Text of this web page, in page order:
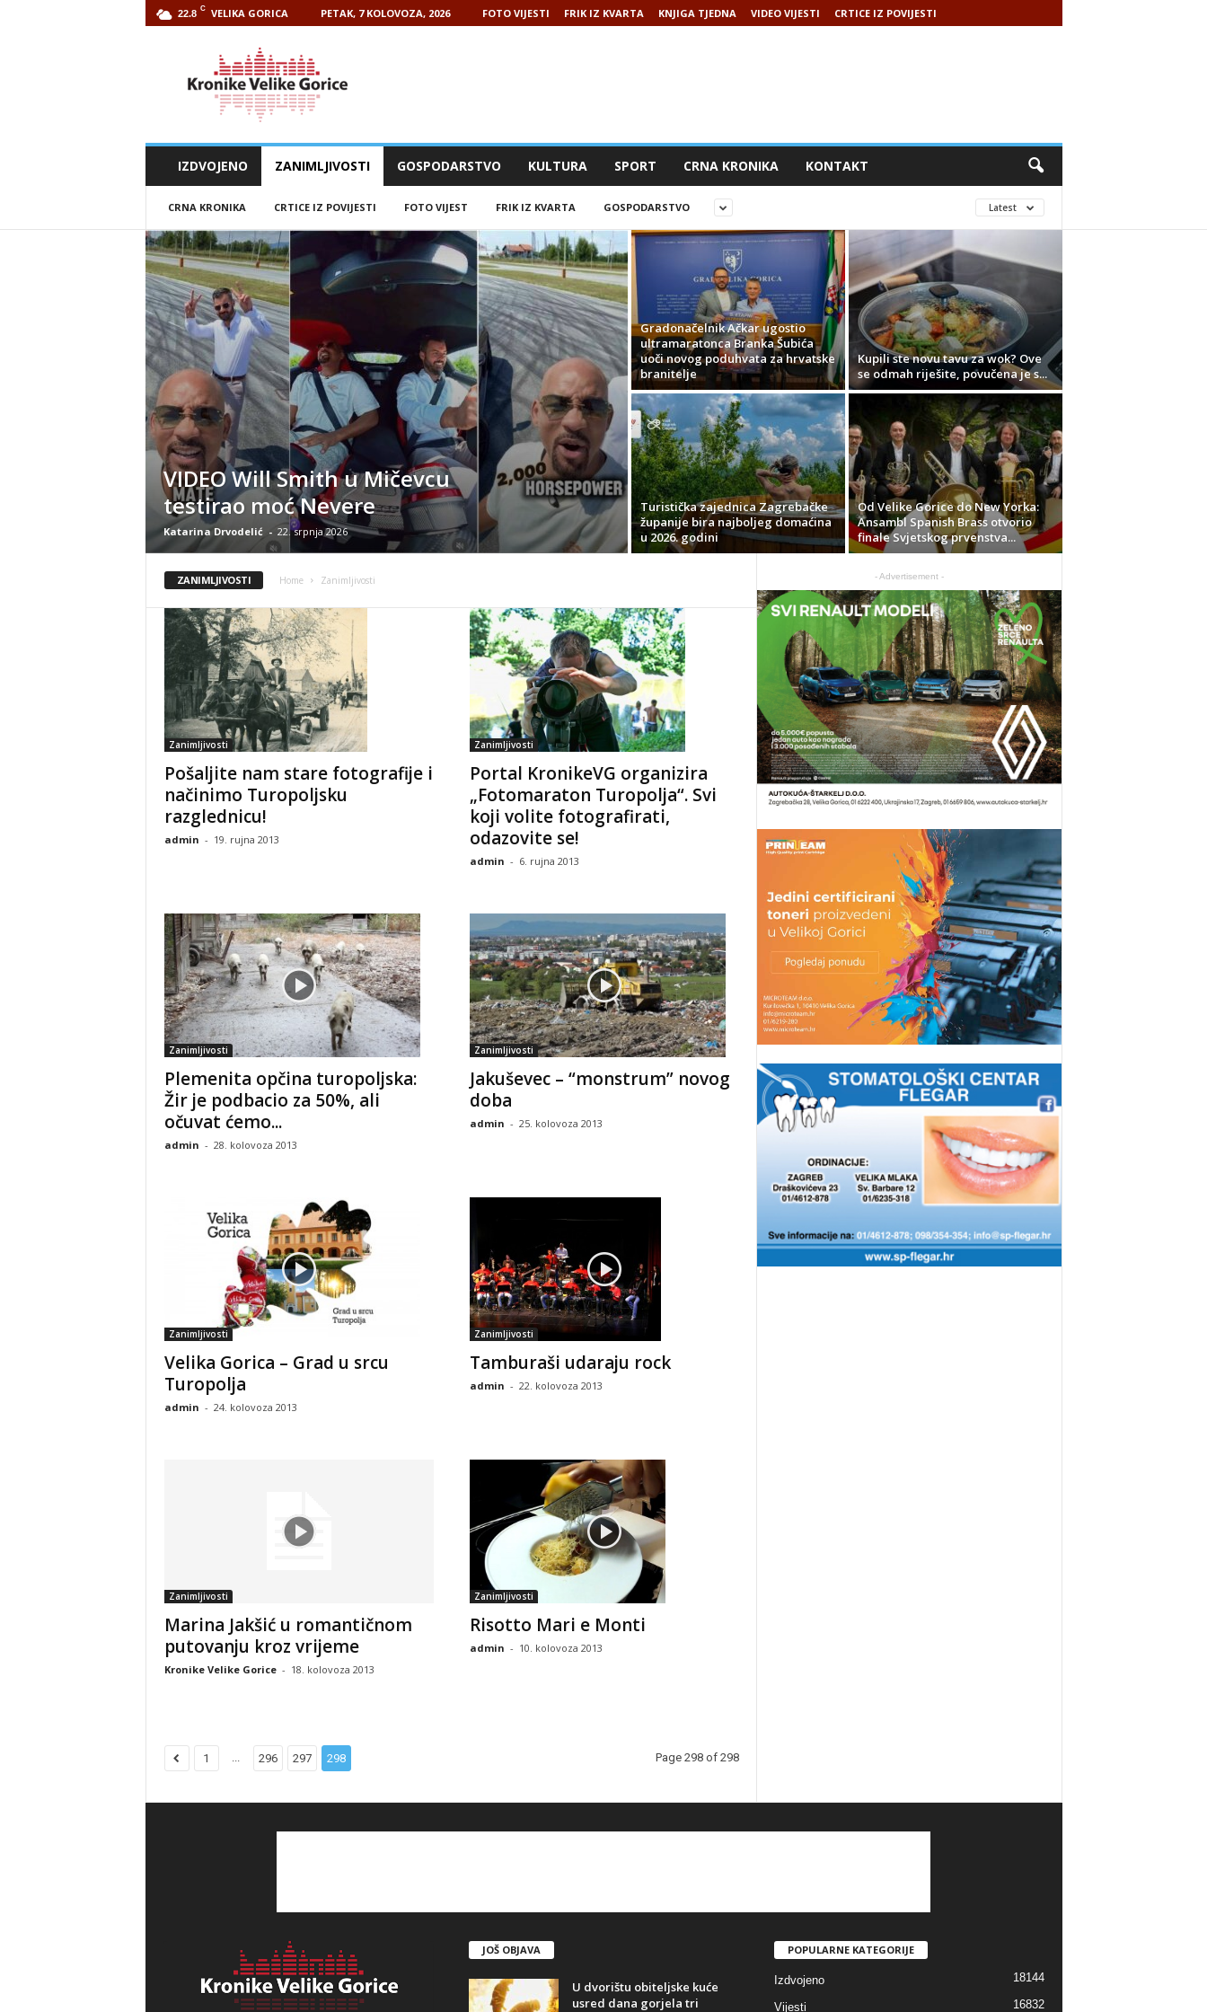
22.8 C VELIKA GORICA PETAK, 7 KOLOVOZA, 2026 FOTO VIJESTI FRIK IZ KVARTA KNJIGA TJEDNA VIDEO VIJESTI CRTICE IZ POVIJESTI
IZDVOJENO ZANIMLJIVOSTI GOSPODARSTVO KULTURA SPORT CRNA KRONIKA KONTAKT
CRNA KRONIKA CRTICE IZ POVIJESTI FOTO VIJEST FRIK IZ KVARTA GOSPODARSTVO Latest
VIDEO Will Smith u Mičevcu
testirao moć Nevere
Katarina Drvodelić - 22. srpnja 2026
Gradonačelnik Ačkar ugostio
ultramaratonca Branka Šubića
uoči novog poduhvata za hrvatske
branitelje
Kupili ste novu tavu za wok? Ove
se odmah riješite, povučena je s...
Turistička zajednica Zagrebačke
županije bira najboljeg domaćina
u 2026. godini
Od Velike Gorice do New Yorka:
Ansambl Spanish Brass otvorio
finale Svjetskog prvenstva...
ZANIMLJIVOSTI Home Zanimljivosti
Zanimljivosti
Pošaljite nam stare fotografije i
načinimo Turopoljsku
razglednicu!
admin - 19. rujna 2013
Zanimljivosti
Portal KronikeVG organizira
„Fotomaraton Turopolja“. Svi
koji volite fotografirati,
odazovite se!
admin - 6. rujna 2013
Zanimljivosti
Plemenita opčina turopoljska:
Žir je podbacio za 50%, ali
očuvat ćemo...
admin - 28. kolovoza 2013
Zanimljivosti
Jakuševec – “monstrum” novog
doba
admin - 25. kolovoza 2013
Zanimljivosti
Velika Gorica – Grad u srcu
Turopolja
admin - 24. kolovoza 2013
Zanimljivosti
Tamburaši udaraju rock
admin - 22. kolovoza 2013
Zanimljivosti
Marina Jakšić u romantičnom
putovanju kroz vrijeme
Kronike Velike Gorice - 18. kolovoza 2013
Zanimljivosti
Risotto Mari e Monti
admin - 10. kolovoza 2013
1 ... 296 297 298 Page 298 of 298
- Advertisement -
JOŠ OBJAVA
U dvorištu obiteljske kuće
usred dana gorjela tri
POPULARNE KATEGORIJE
Izdvojeno 18144
Vijesti 16832